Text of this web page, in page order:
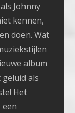
Johnny
kennen,
doen. Wat
album
geluid als
Het
een